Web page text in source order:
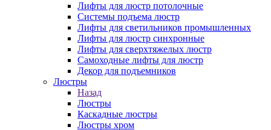
Лифты для люстр потолочные
Системы подъема люстр
Лифты для светильников промышленных
Лифты для люстр синхронные
Лифты для сверхтяжелых люстр
Самоходные лифты для люстр
Декор для подъемников
Люстры
Назад
Люстры
Каскадные люстры
Люстры хром